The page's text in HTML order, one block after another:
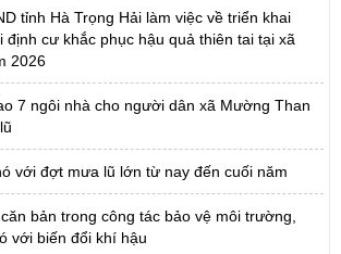
tỉnh Hà Trọng Hải làm việc về triển khai
định cư khắc phục hậu quả thiên tai tại xã
2026
7 ngôi nhà cho người dân xã Mường Than
với đợt mưa lũ lớn từ nay đến cuối năm
bản trong công tác bảo vệ môi trường,
với biến đổi khí hậu